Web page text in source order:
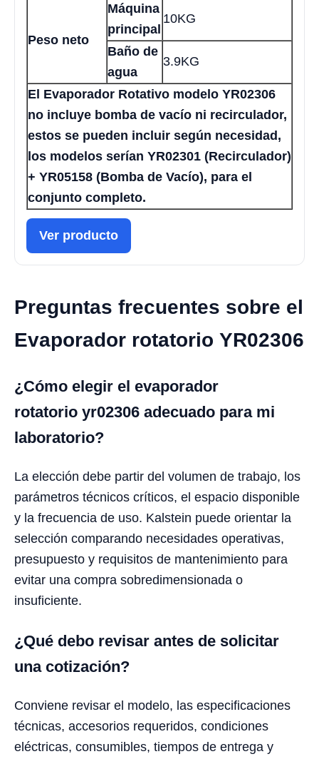
Peso neto
Máquina
principal
10KG
Baño de
agua
3.9KG
El Evaporador Rotativo modelo YR02306
no incluye bomba de vacío ni recirculador,
estos se pueden incluir según necesidad,
los modelos serían YR02301 (Recirculador)
+ YR05158 (Bomba de Vacío), para el
conjunto completo.
Ver producto
Preguntas frecuentes sobre el
Evaporador rotatorio YR02306
¿Cómo elegir el evaporador
rotatorio yr02306 adecuado para mi
laboratorio?
La elección debe partir del volumen de trabajo, los
parámetros técnicos críticos, el espacio disponible
y la frecuencia de uso. Kalstein puede orientar la
selección comparando necesidades operativas,
presupuesto y requisitos de mantenimiento para
evitar una compra sobredimensionada o
insuficiente.
¿Qué debo revisar antes de solicitar
una cotización?
Conviene revisar el modelo, las especificaciones
técnicas, accesorios requeridos, condiciones
eléctricas, consumibles, tiempos de entrega y